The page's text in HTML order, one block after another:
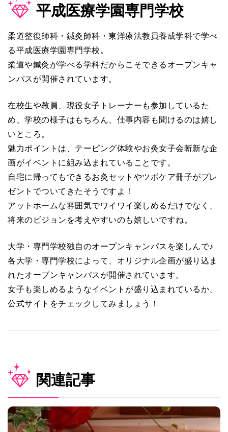
平成医療学園専門学校
柔道整復師科・鍼灸師科・東洋療法教員養成学科で学べ
る平成医療学園専門学校。
柔道や鍼灸が学べる学科だからこそできるオープンキャ
ンパスが開催されています。
在校生や教員、現役女子トレーナーも参加しているた
め、学校の様子はもちろん、仕事内容も聞けるのは嬉し
いところ。
魅力ポイントは、テーピング体験やお灸女子会斬新な企
画がイベントに組み込まれていることです。
自宅に帰ってもできるお灸セットやツボケア冊子がプレ
ゼントでついてきたそうですよ！
アットホームな雰囲気でワイワイ楽しめるだけでなく、
将来のビジョンを考えやすいのも嬉しいですね。
大学・専門学校独自のオープンキャンパスを楽しんで♪
各大学・専門学校によって、オリジナル企画が盛り込ま
れたオープンキャンパスが開催されています。
女子も楽しめるようなイベントが盛り込まれているか、
公式サイトをチェックしてみましょう！
関連記事